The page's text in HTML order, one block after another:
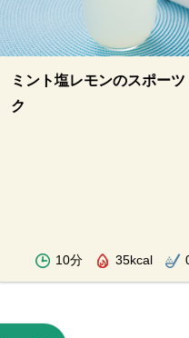
ミント塩レモンのスポー
ク
10分 35kcal